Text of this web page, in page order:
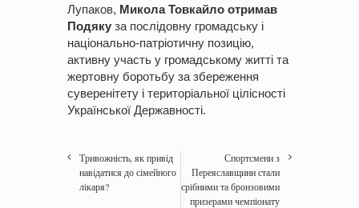
Лупаков, Микола Товкайло отримав
Подяку за послідовну громадську і
національно-патріотичну позицію,
активну участь у громадському житті та
жертовну боротьбу за збереження
суверенітету і територіальної цілісності
Української Державності.
Тривожність, як привід
навідатися до сімейного
лікаря?
Спортсмени з
Переяславщини стали
срібними та бронзовими
призерами чемпіонату